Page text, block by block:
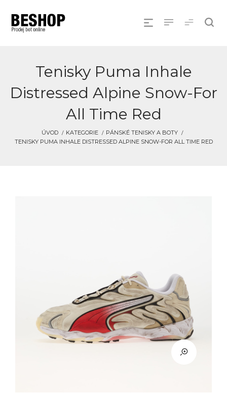
Tenisky Puma Inhale
Distressed Alpine Snow-For
All Time Red
ÚVOD KATEGORIE
PÁNSKÉ TENISKY A BOTY
TENISKY PUMA INHALE DISTRESSED ALPINE SNOW-FOR ALL TIME RED